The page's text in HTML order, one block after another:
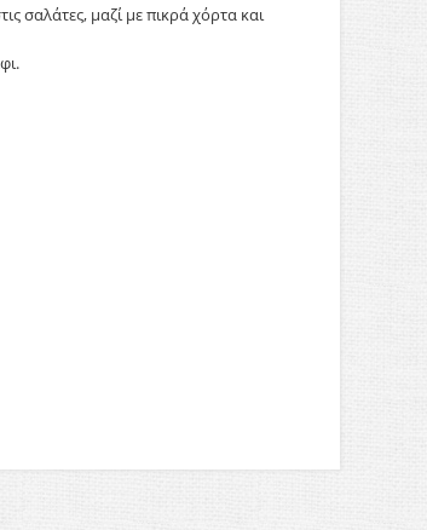
σαλάτες, μαζί με πικρά χόρτα και